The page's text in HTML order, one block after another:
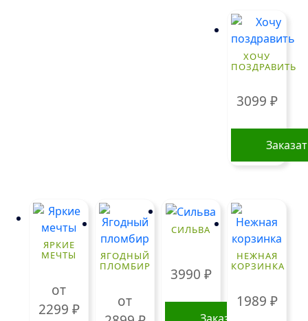
ХОЧУ
ПОЗДРАВИТЬ
3099 ₽
ЯРКИЕ
МЕЧТЫ
от
2299 ₽
ЯГОДНЫЙ
ПЛОМБИР
от
СИЛЬВА
3990 ₽
НЕЖНАЯ
КОРЗИНКА
1989 ₽